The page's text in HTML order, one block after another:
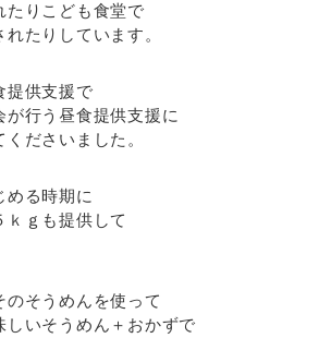
たりこども食堂で
たりしています。
提供支援で
行う昼食提供支援に
ださいました。
める時期に
ｋｇも提供して
そうめんを使って
しいそうめん＋おかずで